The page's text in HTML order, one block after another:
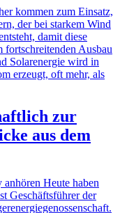
kommen zum Einsatz,
der bei starkem Wind
damit diese
Ausbau
Solarenergie wird in
erzeugt, oft mehr, als
zur
aus dem
Heute haben
Geschäftsführer der